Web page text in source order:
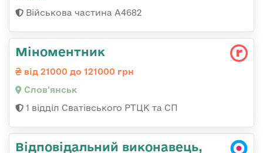
Військова частина А4682
Міноментник
від 21000 до 121000 грн
Слов'янськ
1 відділ Сватівського РТЦК та СП
Відповідальний виконавець,